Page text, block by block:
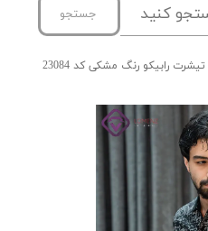
تیشرت رابیکو رنگ مشکی کد 23084
جستجو